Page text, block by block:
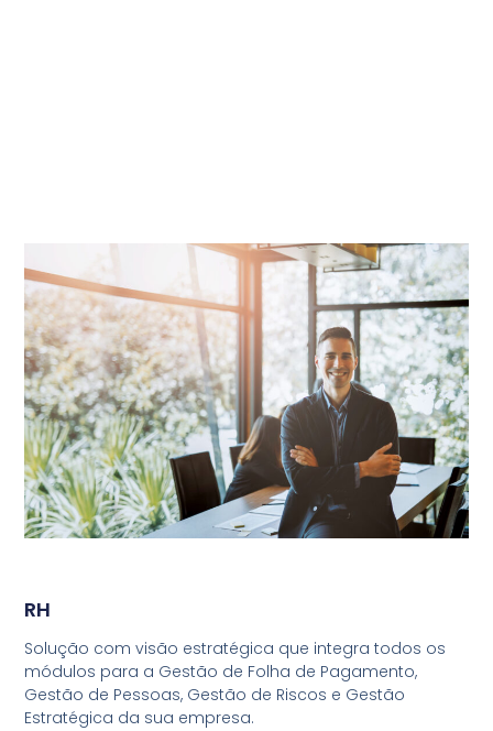
RH
Solução com visão estratégica que integra todos os
módulos para a Gestão de Folha de Pagamento,
Gestão de Pessoas, Gestão de Riscos e Gestão
Estratégica da sua empresa.